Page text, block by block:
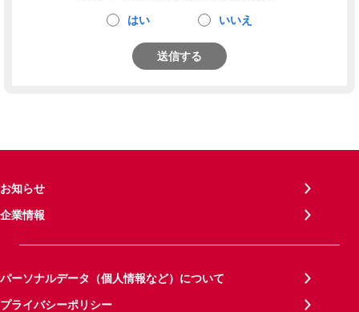
はい いいえ
送信する
お知らせ
企業情報
パーソナルデータ（個人情報など）について
プライバシーポリシー